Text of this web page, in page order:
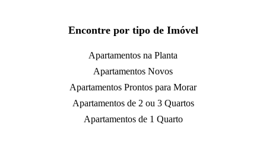
Encontre por tipo de Imóvel
Apartamentos na Planta
Apartamentos Novos
Apartamentos Prontos para Morar
Apartamentos de 2 ou 3 Quartos
Apartamentos de 1 Quarto